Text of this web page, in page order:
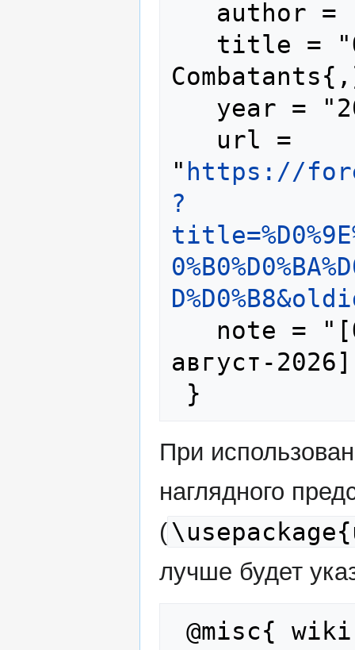
" https://
?
август-
При
наглядного
(
лучше будет